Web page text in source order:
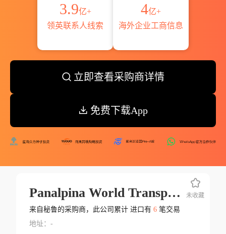
3.9亿+
领英联系人线索
4亿+
海外企业工商信息
立即查看采购商详情
免费下载App
Panalpina World Transport Prc Ltd.
来自秘鲁的采购商，此公司累计 进口有 6笔交易
地址：-
未收藏